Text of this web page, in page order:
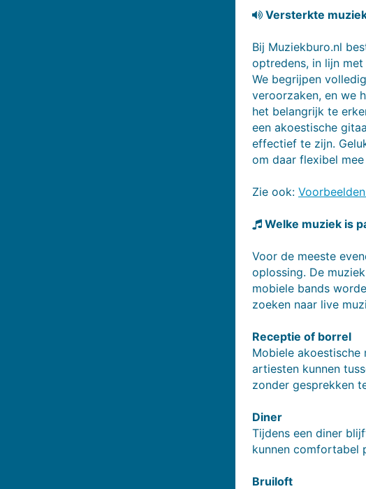
Versterkte
Bij Muziekburo.nl
optredens, in lijn
We begrijpen
veroorzaken, en we
het belangrijk te
een akoestische
effectief te zijn.
om daar flexibel
Zie ook:
Welke muziek is
Voor de meeste
oplossing. De
mobiele bands
zoeken naar live
Receptie of borrel
Mobiele
artiesten kunnen
zonder gesprekken
Diner
Tijdens een diner
kunnen comfortabel
Bruiloft